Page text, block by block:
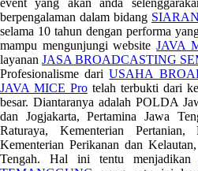
event yang akan anda
berpengalaman dalam bidang
selama 10 tahun dengan performa
mampu mengunjungi websiteJAVA
layanan JASA BROADCASTING
Profesionalisme dariUSAHA
JAVA MICE Pro telah terbukti dari
besar. Diantaranya adalah POLDA
dan Jogjakarta, Pertamina Jawa
Raturaya, Kementerian Pertanian,
Kementerian Perikanan dan
Tengah. Hal ini tentu menjadikan